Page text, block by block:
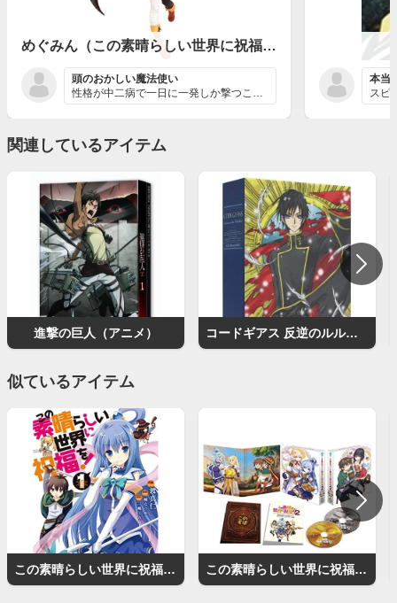
めぐみん（この素晴らしい世界に祝福を！）
頭のおかしい魔法使い
性格が中二病で一日に一発しか撃つことができない爆裂魔法...
本当
関連しているアイテム
進撃の巨人（アニメ） コードギアス 反逆のルルーシュ（アニメ）
似ているアイテム
この素晴らしい世界に祝福を！（漫画） この素晴らしい世界に祝福を！2